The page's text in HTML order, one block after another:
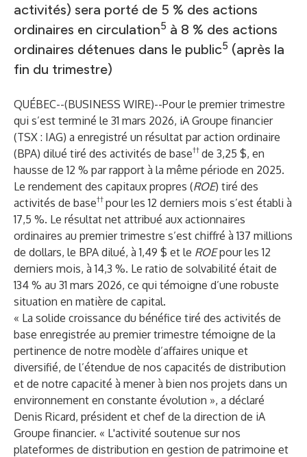
activités) sera porté de 5 % des actions
ordinaires en circulation5 à 8 % des actions
ordinaires détenues dans le public5 (après la
fin du trimestre)
QUÉBEC--(BUSINESS WIRE)--Pour le premier trimestre
qui s’est terminé le 31 mars 2026, iA Groupe financier
(TSX : IAG) a enregistré un résultat par action ordinaire
(BPA) dilué tiré des activités de base†† de 3,25 $, en
hausse de 12 % par rapport à la même période en 2025.
Le rendement des capitaux propres (ROE) tiré des
activités de base†† pour les 12 derniers mois s’est établi à
17,5 %. Le résultat net attribué aux actionnaires
ordinaires au premier trimestre s’est chiffré à 137 millions
de dollars, le BPA dilué, à 1,49 $ et le ROEpour les 12
derniers mois, à 14,3 %. Le ratio de solvabilité était de
134 % au 31 mars 2026, ce qui témoigne d’une robuste
situation en matière de capital.
« La solide croissance du bénéfice tiré des activités de
base enregistrée au premier trimestre témoigne de la
pertinence de notre modèle d’affaires unique et
diversifié, de l’étendue de nos capacités de distribution
et de notre capacité à mener à bien nos projets dans un
environnement en constante évolution », a déclaré
Denis Ricard, président et chef de la direction de iA
Groupe financier. « L'activité soutenue sur nos
plateformes de distribution en gestion de patrimoine et